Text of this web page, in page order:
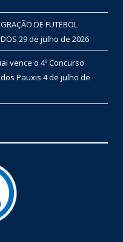
DE FUTEBOL
29 de julho de 2026
vence o 4º Concurso
Pauxis 4 de julho de